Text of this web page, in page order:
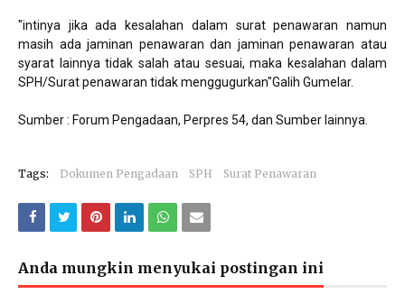
"intinya jika ada kesalahan dalam surat penawaran namun
masih ada jaminan penawaran dan jaminan penawaran atau
syarat lainnya tidak salah atau sesuai, maka kesalahan dalam
SPH/Surat penawaran tidak menggugurkan"Galih Gumelar.
Sumber : Forum Pengadaan, Perpres 54, dan Sumber lainnya.
Tags: Dokumen Pengadaan SPH Surat Penawaran
Anda mungkin menyukai postingan ini